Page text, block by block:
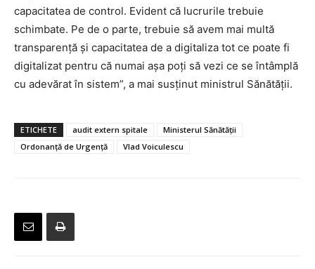
capacitatea de control. Evident că lucrurile trebuie
schimbate. Pe de o parte, trebuie să avem mai multă
transparenţă şi capacitatea de a digitaliza tot ce poate fi
digitalizat pentru că numai aşa poţi să vezi ce se întâmplă
cu adevărat în sistem”, a mai susţinut ministrul Sănătății.
ETICHETE audit extern spitale
Ministerul Sănătății
Ordonanță de Urgență
Vlad Voiculescu